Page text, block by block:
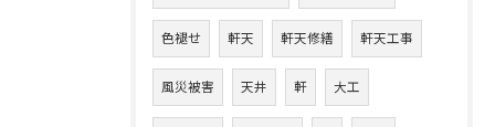
色褪せ 軒天 軒天修繕 軒天工事
風災被害 天井 軒 大工